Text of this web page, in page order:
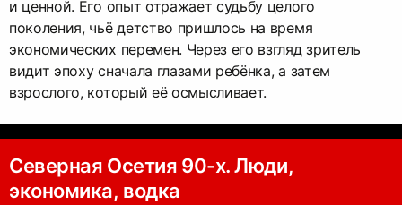
и ценной. Его опыт отражает судьбу целого
поколения, чьё детство пришлось на время
экономических перемен. Через его взгляд зритель
видит эпоху сначала глазами ребёнка, а затем
взрослого, который её осмысливает.
Северная Осетия 90-х. Люди,
экономика, водка